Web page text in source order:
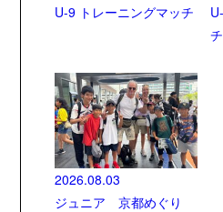
U-9 トレーニングマッチ
チ
2026.08.03
ジュニア 京都めぐり